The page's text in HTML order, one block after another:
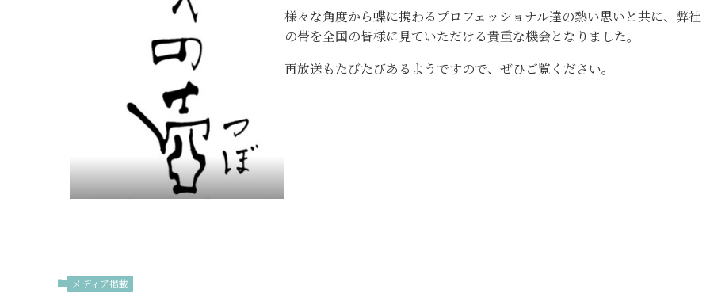
様々な角度から蝶に携わるプロフェッショナル達の熱い思いと共に、弊社
の帯を全国の皆様に見ていただける貴重な機会となりました。
再放送もたびたびあるようですので、ぜひご覧ください。
メディア掲載